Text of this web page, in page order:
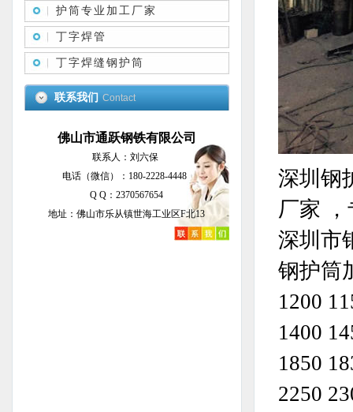
护筒专业加工厂家
丁字焊管
丁字焊缝钢护筒
联系我们 Contact
佛山市通跃钢铁有限公司
联系人：刘六保
电话（微信）：180-2228-4448
Q Q：2370567654
地址：佛山市乐从镇世海工业区F北13
深圳钢
厂家
深圳市
钢护筒
1200
1400
1850
2250